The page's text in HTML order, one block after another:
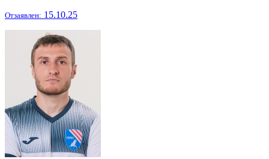
Отзаявлен: 15.10.25